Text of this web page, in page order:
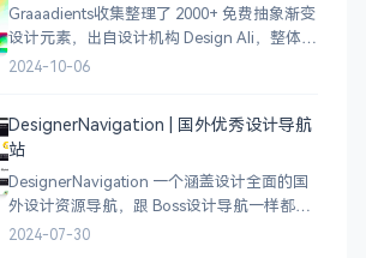
Graaadients收集整理了 2000+ 免费抽象渐变
设计元素，出自设计机构 Design Ali，整体渐
变色比较鲜艳，更像是 AI 生成的元素，需要
2024-10-06
DesignerNavigation | 国外优秀设计导航
站
DesignerNavigation 一个涵盖设计全面的国
外设计资源导航，跟 Boss设计导航一样都是
分门别类的划分设计灵感、资讯、UI 资源、
2024-07-30